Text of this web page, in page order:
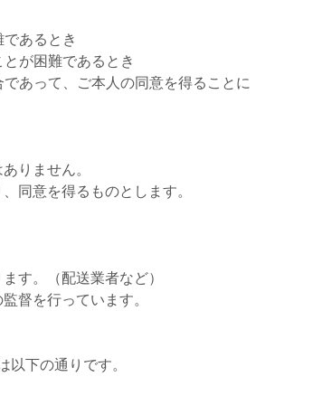
あるとき
が困難であるとき
あって、ご本人の同意を得ることに
りません。
同意を得るものとします。
す。（配送業者など）
督を行っています。
下の通りです。